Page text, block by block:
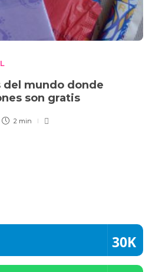
del mundo donde
son gratis
2 min
30K